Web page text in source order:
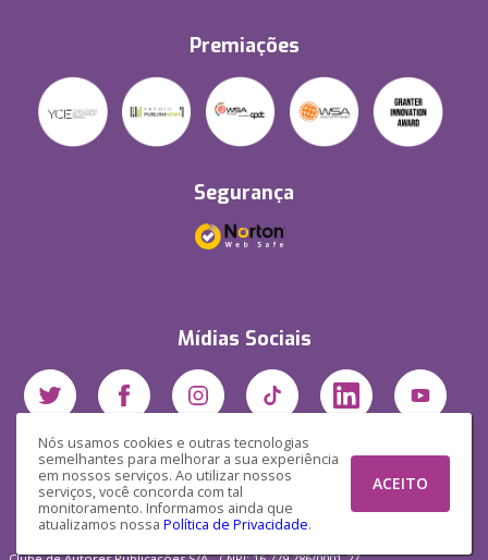
Nós usamos cookies e outras tecnologias
semelhantes para melhorar a sua experiência
em nossos serviços. Ao utilizar nossos
serviços, você concorda com tal
monitoramento. Informamos ainda que
atualizamos nossa Política de Privacidade.
ACEITO
Premiações
Segurança
Mídias Sociais